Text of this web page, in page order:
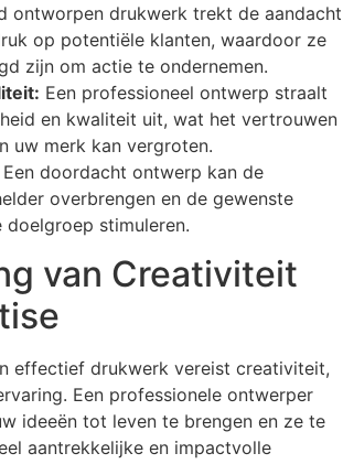
ontworpen drukwerk trekt de aandacht
op potentiële klanten, waardoor ze
zijn om actie te ondernemen.
Een professioneel ontwerp straalt
en kwaliteit uit, wat het vertrouwen
uw merk kan vergroten.
Een doordacht ontwerp kan de
overbrengen en de gewenste
doelgroep stimuleren.
van Creativiteit
effectief drukwerk vereist creativiteit,
Een professionele ontwerper
ideeën tot leven te brengen en ze te
aantrekkelijke en impactvolle